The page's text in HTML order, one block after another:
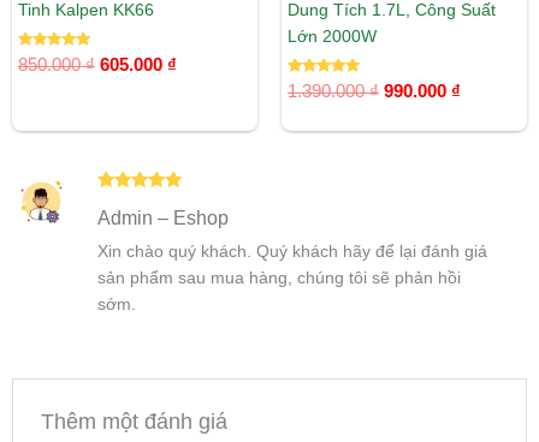
Tinh Kalpen KK66
Được xếp
hạng
850.000₫ 605.000 ₫
Dung Tích 1.7L, Công Suất
Lớn 2000W
Được xếp
hạng
1.390.000₫ 990.000 ₫
hạng55
Admin – Eshop
Xin chào quý khách. Quý khách hãy để lại đánh giá
sản phẩm sau mua hàng, chúng tôi sẽ phản hồi
sớm.
Thêm một đánh giá